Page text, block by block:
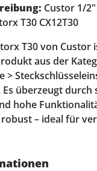
Custor 1/
T30 CX12T30
T30 von Custor
aus der
>
überzeugt durch
hohe
– ideal für